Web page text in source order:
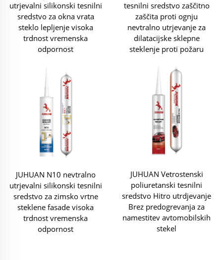
utrjevalni silikonski tesnilni
sredstvo za okna vrata
steklo lepljenje visoka
trdnost vremenska
odpornost
tesnilni sredstvo zaščitno
zaščita proti ognju
nevtralno utrjevanje za
dilatacijske sklepne
steklenje proti požaru
JUHUAN N10 nevtralno
utrjevalni silikonski tesnilni
sredstvo za zimsko vrtne
steklene fasade visoka
trdnost vremenska
odpornost
JUHUAN Vetrostenski
poliuretanski tesnilni
sredstvo Hitro utrdjevanje
Brez predogrevanja za
namestitev avtomobilskih
stekel